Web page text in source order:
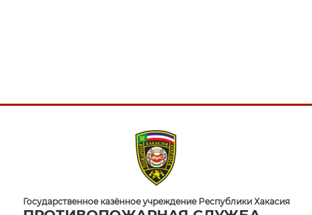
Государственное казённое учреждение Республики Хакасия